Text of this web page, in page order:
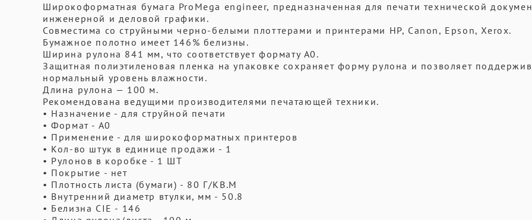
Широкоформатная бумага ProMega engineer, предназначенная для печати технической
инженерной и деловой графики.
Совместима со струйными черно-белыми плоттерами и принтерами НP, Сanon, Еpson, Xerox.
Бумажное полотно имеет 146% белизны.
Ширина рулона 841 мм, что соответствует формату A0.
Защитная полиэтиленовая пленка на упаковке сохраняет форму рулона и позволяет
нормальный уровень влажности.
Длина рулона — 100 м.
Рекомендована ведущими производителями печатающей техники.
• Назначение - для струйной печати
• Формат - А0
• Применение - для широкоформатных принтеров
• Кол-во штук в единице продажи - 1
• Рулонов в коробке - 1 ШТ
• Покрытие - нет
• Плотность листа (бумаги) - 80 Г/КВ.М
• Внутренний диаметр втулки, мм - 50.8
• Белизна CIE - 146